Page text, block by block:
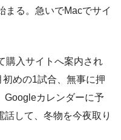
まる。急いでMacでサイ
購入サイトへ案内され
めの1試合、無事に押
Googleカレンダーに予
して、冬物を今夜取り